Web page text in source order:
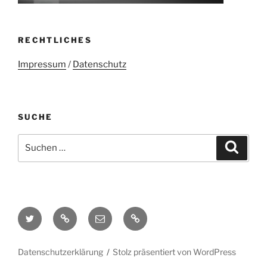
RECHTLICHES
Impressum / Datenschutz
SUCHE
nach:
Twitter Mastodon
E-
Mail
Kontakt
Datenschutzerklärung Stolz präsentiert von WordPress